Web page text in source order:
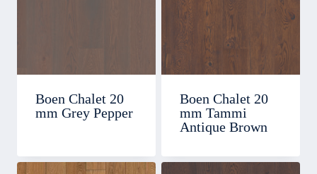
Boen Chalet 20
mm Grey Pepper
Boen Chalet 20
mm Tammi
Antique Brown